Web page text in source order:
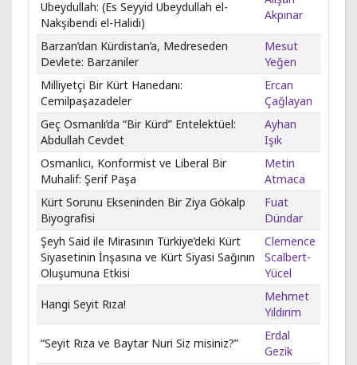
Ubeydullah: (Es Seyyid Ubeydullah el-
Nakşibendi el-Halidi)
Akpınar
Barzan’dan Kürdistan’a, Medreseden
Devlete: Barzaniler
Mesut
Yeğen
Milliyetçi Bir Kürt Hanedanı:
Cemilpaşazadeler
Ercan
Çağlayan
Geç Osmanlı’da “Bir Kürd” Entelektüel:
Abdullah Cevdet
Ayhan
Işık
Osmanlıcı, Konformist ve Liberal Bir
Muhalif: Şerif Paşa
Metin
Atmaca
Kürt Sorunu Ekseninden Bir Ziya Gökalp
Biyografisi
Fuat
Dündar
Şeyh Said ile Mirasının Türkiye’deki Kürt
Siyasetinin İnşasına ve Kürt Siyasi Sağının
Oluşumuna Etkisi
Clemence
Scalbert-
Yücel
Hangi Seyit Rıza!
Mehmet
Yıldırım
“Seyit Rıza ve Baytar Nuri Siz misiniz?”
Erdal
Gezik